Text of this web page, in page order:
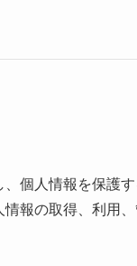
個人情報を保護
報の取得、利用、